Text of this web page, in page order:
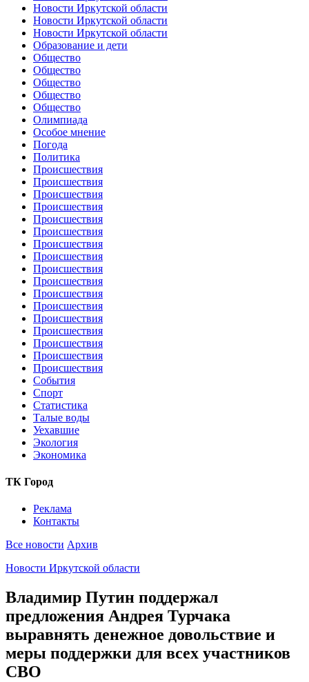
Новости Иркутской области
Новости Иркутской области
Новости Иркутской области
Образование и дети
Общество
Общество
Общество
Общество
Общество
Олимпиада
Особое мнение
Погода
Политика
Происшествия
Происшествия
Происшествия
Происшествия
Происшествия
Происшествия
Происшествия
Происшествия
Происшествия
Происшествия
Происшествия
Происшествия
Происшествия
Происшествия
Происшествия
Происшествия
Происшествия
События
Спорт
Статистика
Талые воды
Уехавшие
Экология
Экономика
ТК Город
Реклама
Контакты
Все новости Архив
Новости Иркутской области
Владимир Путин поддержал
предложения Андрея Турчака
выравнять денежное довольствие и
меры поддержки для всех участников
СВО